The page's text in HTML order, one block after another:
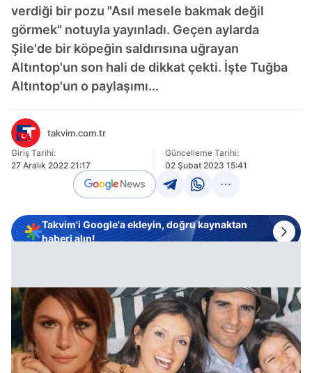
verdiği bir pozu "Asıl mesele bakmak değil
görmek" notuyla yayınladı. Geçen aylarda
Şile'de bir köpeğin saldırısına uğrayan
Altıntop'un son hali de dikkat çekti. İşte Tuğba
Altıntop'un o paylaşımı...
takvim.com.tr
Giriş Tarihi:
27 Aralık 2022 21:17
Güncelleme Tarihi:
02 Şubat 2023 15:41
Takvim'i Google'a ekleyin, doğru kaynaktan
haberi alın!